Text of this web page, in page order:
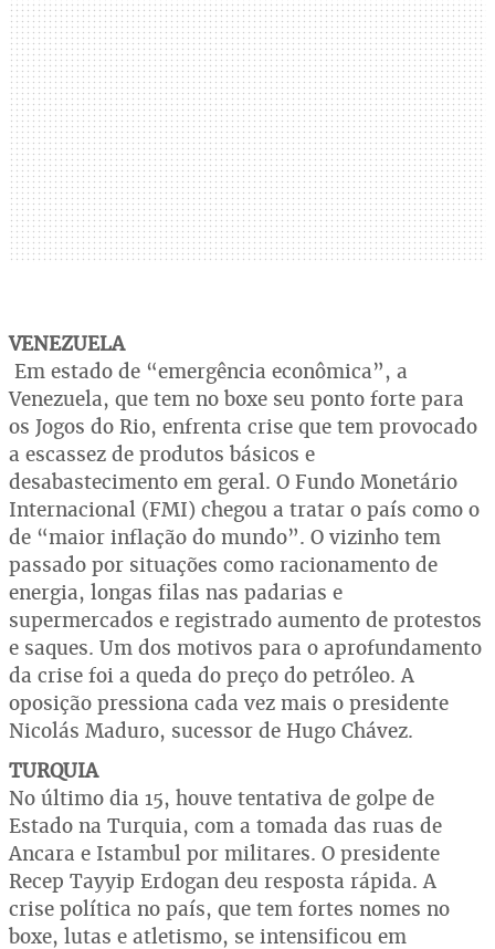
VENEZUELA
Em estado de “emergência econômica”, a
Venezuela, que tem no boxe seu ponto forte para
os Jogos do Rio, enfrenta crise que tem provocado
a escassez de produtos básicos e
desabastecimento em geral. O Fundo Monetário
Internacional (FMI) chegou a tratar o país como o
de “maior inflação do mundo”. O vizinho tem
passado por situações como racionamento de
energia, longas filas nas padarias e
supermercados e registrado aumento de protestos
e saques. Um dos motivos para o aprofundamento
da crise foi a queda do preço do petróleo. A
oposição pressiona cada vez mais o presidente
Nicolás Maduro, sucessor de Hugo Chávez.
TURQUIA
No último dia 15, houve tentativa de golpe de
Estado na Turquia, com a tomada das ruas de
Ancara e Istambul por militares. O presidente
Recep Tayyip Erdogan deu resposta rápida. A
crise política no país, que tem fortes nomes no
boxe, lutas e atletismo, se intensificou em